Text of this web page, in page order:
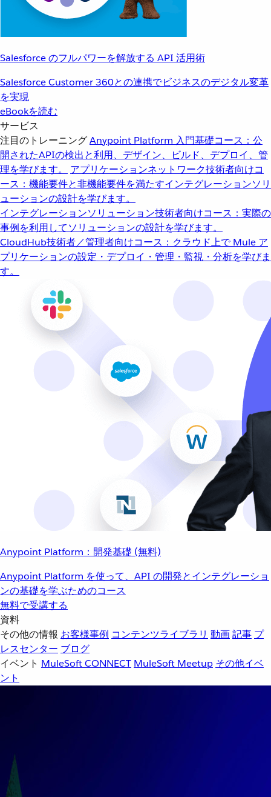
Salesforce のフルパワーを解放する API 活用術
Salesforce Customer 360との連携でビジネスのデジタル変革
を実現
eBookを読む
サービス
注目のトレーニングAnypoint Platform 入門基礎コース：公
開されたAPIの検出と利用、デザイン、ビルド、デプロイ、管
理を学びます。
アプリケーションネットワーク技術者向けコ
ース：機能要件と非機能要件を満たすインテグレーションソリ
ューションの設計を学びます。
インテグレーションソリューション技術者向けコース：実際の
事例を利用してソリューションの設計を学びます。
CloudHub技術者／管理者向けコース：クラウド上で Mule ア
プリケーションの設定・デプロイ・管理・監視・分析を学びま
す。
Anypoint Platform：開発基礎 (無料)
Anypoint Platform を使って、API の開発とインテグレーショ
ンの基礎を学ぶためのコース
無料で受講する
資料
その他の情報 お客様事例 コンテンツライブラリ 動画記事 プ
レスセンター ブログ
イベント MuleSoft CONNECT MuleSoft Meetup その他イベ
ント